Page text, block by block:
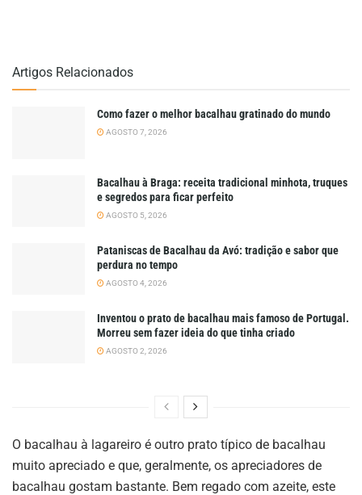
Artigos Relacionados
Como fazer o melhor bacalhau gratinado do mundo
AGOSTO 7, 2026
Bacalhau à Braga: receita tradicional minhota, truques
e segredos para ficar perfeito
AGOSTO 5, 2026
Pataniscas de Bacalhau da Avó: tradição e sabor que
perdura no tempo
AGOSTO 4, 2026
Inventou o prato de bacalhau mais famoso de Portugal.
Morreu sem fazer ideia do que tinha criado
AGOSTO 2, 2026
O bacalhau à lagareiro é outro prato típico de bacalhau
muito apreciado e que, geralmente, os apreciadores de
bacalhau gostam bastante. Bem regado com azeite, este